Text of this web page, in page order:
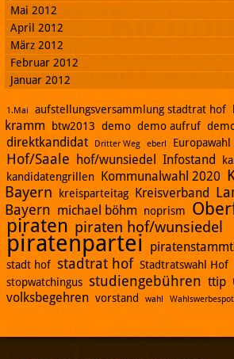
Mai 2012
April 2012
März 2012
Februar 2012
Januar 2012
1.Mai aufstellungsversammlung stadtrat hof
kramm
btw2013 demo demo aufruf
direktkandidat Dritter Weg eberl
Hof/Saale hof/wunsiedel Infostand
kandidatengrillen Kommunalwahl 2020
Bayern
kreisparteitag Kreisverband
Bayern michael böhm noprism
piraten piraten hof/wunsiedel
piratenpartei
stadt hof stadtrat hof Stadtratswahl Hof
stopwatchingus studiengebühren ttip
volksbegehren vorstand wahl Wahlswerbespot